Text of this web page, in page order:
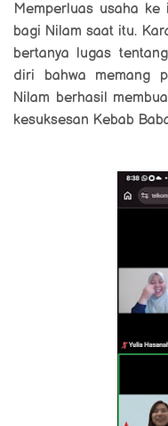
Memperluas usaha
bagi Nilam saat itu.
bertanya lugas
diri bahwa memang
Nilam berhasil
kesuksesan Kebab